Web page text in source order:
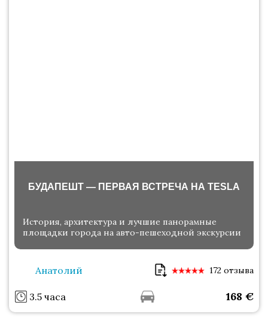
БУДАПЕШТ — ПЕРВАЯ ВСТРЕЧА НА TESLA
История, архитектура и лучшие панорамные
площадки города на авто-пешеходной экскурсии
Анатолий 172 отзыва
3.5 часа 168 €